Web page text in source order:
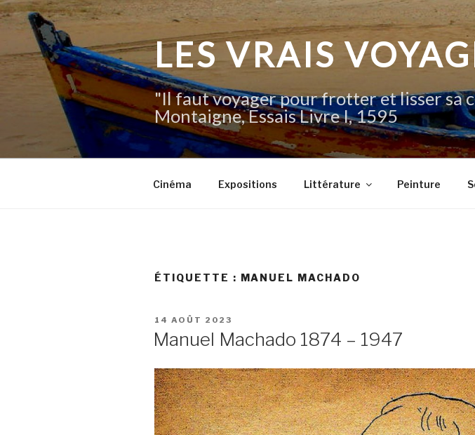
Aller
au
contenu
principal
LES VRAIS
"Il faut voyager pour frotter et lisser sa
Montaigne, Essais Livre I, 1595
Cinéma Expositions Littérature Peinture
ÉTIQUETTE : MANUEL MACHADO
PUBLIÉ
14 AOÛT 2023
Manuel Machado 1874 – 1947